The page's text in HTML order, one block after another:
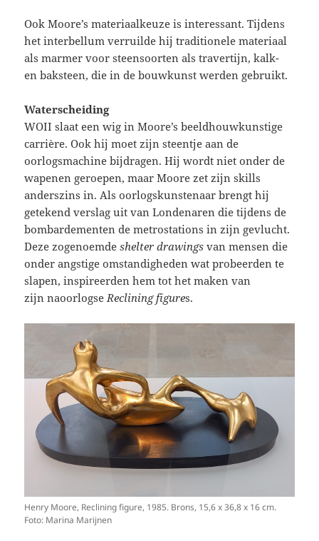
Ook Moore’s materiaalkeuze is interessant. Tijdens
het interbellum verruilde hij traditionele materiaal
als marmer voor steensoorten als travertijn, kalk-
en baksteen, die in de bouwkunst werden gebruikt.
Waterscheiding
WOII slaat een wig in Moore’s beeldhouwkunstige
carrière. Ook hij moet zijn steentje aan de
oorlogsmachine bijdragen. Hij wordt niet onder de
wapenen geroepen, maar Moore zet zijn skills
anderszins in. Als oorlogskunstenaar brengt hij
getekend verslag uit van Londenaren die tijdens de
bombardementen de metrostations in zijn gevlucht.
Deze zogenoemdeshelter drawingsvan mensen die
onder angstige omstandigheden wat probeerden te
slapen, inspireerden hem tot het maken van
zijn naoorlogse Reclining figures.
Henry Moore, Reclining figure, 1985. Brons, 15,6 x 36,8 x 16 cm.
Foto: Marina Marijnen